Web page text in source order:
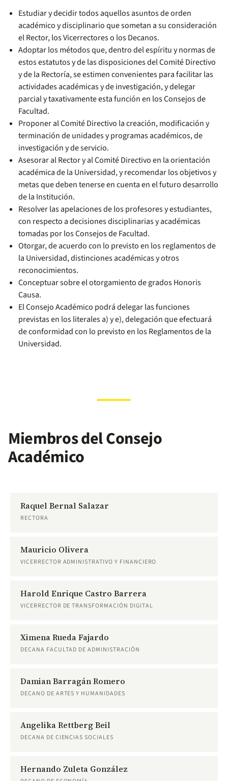
Estudiar y decidir todos aquellos asuntos de orden
académico y disciplinario que sometan a su consideración
el Rector, los Vicerrectores o los Decanos.
Adoptar los métodos que, dentro del espíritu y normas de
estos estatutos y de las disposiciones del Comité Directivo
y de la Rectoría, se estimen convenientes para facilitar las
actividades académicas y de investigación, y delegar
parcial y taxativamente esta función en los Consejos de
Facultad.
Proponer al Comité Directivo la creación, modificación y
terminación de unidades y programas académicos, de
investigación y de servicio.
Asesorar al Rector y al Comité Directivo en la orientación
académica de la Universidad, y recomendar los objetivos y
metas que deben tenerse en cuenta en el futuro desarrollo
de la Institución.
Resolver las apelaciones de los profesores y estudiantes,
con respecto a decisiones disciplinarias y académicas
tomadas por los Consejos de Facultad.
Otorgar, de acuerdo con lo previsto en los reglamentos de
la Universidad, distinciones académicas y otros
reconocimientos.
Conceptuar sobre el otorgamiento de grados Honoris
Causa.
El Consejo Académico podrá delegar las funciones
previstas en los literales a) y e), delegación que efectuará
de conformidad con lo previsto en los Reglamentos de la
Universidad.
Miembros del Consejo
Académico
Raquel Bernal Salazar
RECTORA
Mauricio Olivera
VICERRECTOR ADMINISTRATIVO Y FINANCIERO
Harold Enrique Castro Barrera
VICERRECTOR DE TRANSFORMACIÓN DIGITAL
Ximena Rueda Fajardo
DECANA FACULTAD DE ADMINISTRACIÓN
Damian Barragán Romero
DECANO DE ARTES Y HUMANIDADES
Angelika Rettberg Beil
DECANA DE CIENCIAS SOCIALES
Hernando Zuleta González